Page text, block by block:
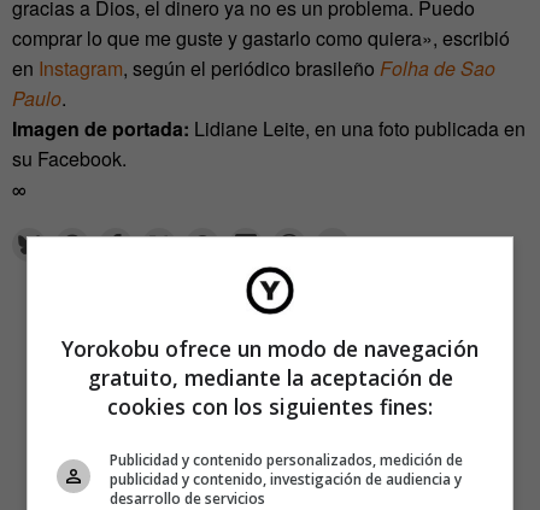
gracias a Dios, el dinero ya no es un problema. Puedo
comprar lo que me guste y gastarlo como quiera», escribió
en Instagram, según el periódico brasileño Folha de Sao
Paulo.
Imagen de portada: Lidiane Leite, en una foto publicada en
su Facebook.
∞
Yorokobu ofrece un modo de navegación
gratuito, mediante la aceptación de
cookies con los siguientes fines:
Publicidad y contenido personalizados, medición de
publicidad y contenido, investigación de audiencia y
desarrollo de servicios